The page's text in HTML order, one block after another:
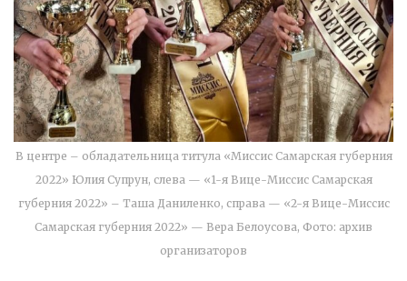
В центре – обладательница титула «Миссис Самарская губерния
2022» Юлия Супрун, слева — «1-я Вице-Миссис Самарская
губерния 2022» – Таша Даниленко, справа — «2-я Вице-Миссис
Самарская губерния 2022» — Вера Белоусова, Фото: архив
организаторов